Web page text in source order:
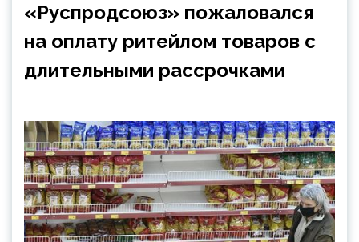
«Руспродсоюз» пожаловался
на оплату ритейлом товаров с
длительными рассрочками